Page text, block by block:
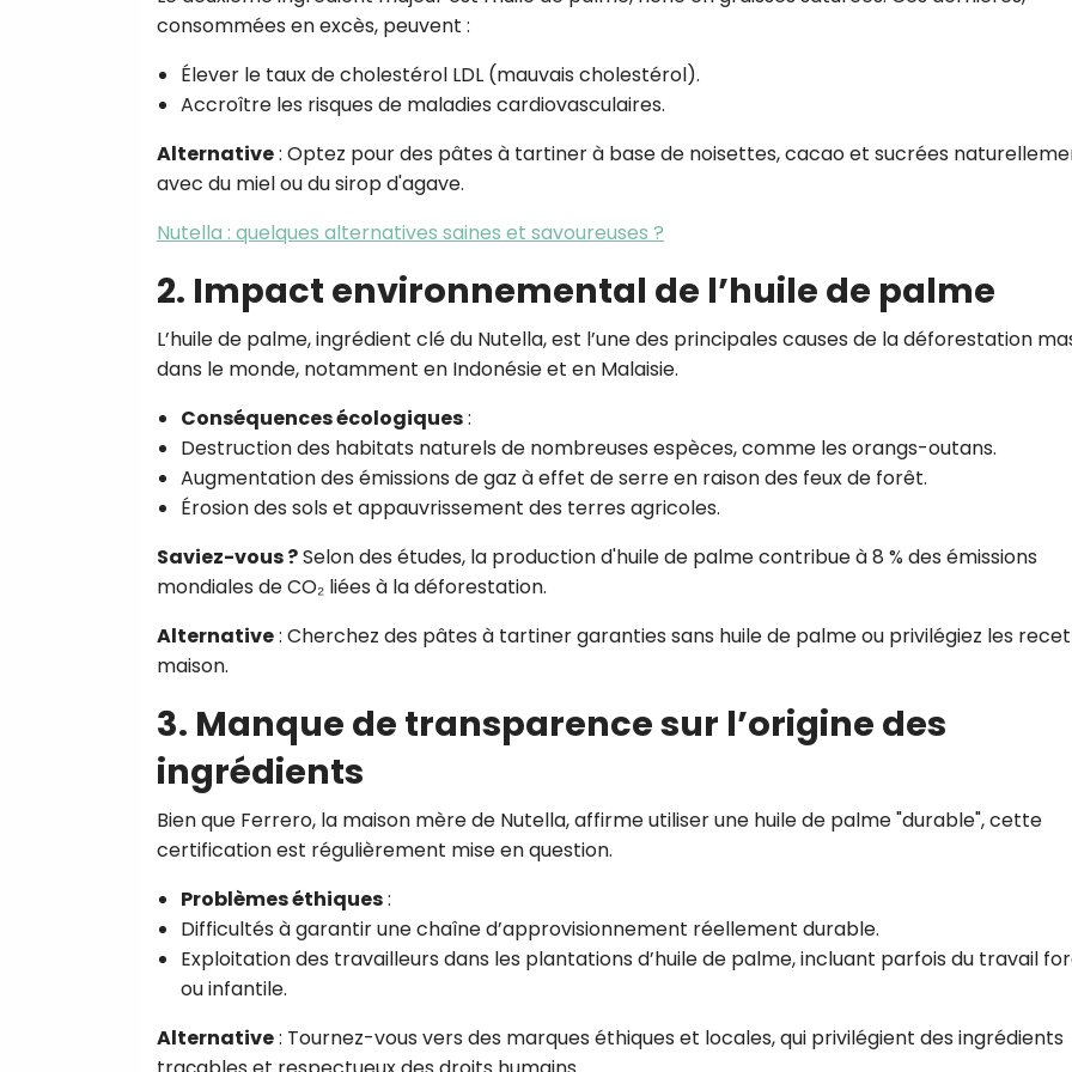
consommées en excès, peuvent :
Élever le taux de cholestérol LDL (mauvais cholestérol).
Accroître les risques de maladies cardiovasculaires.
Alternative: Optez pour des pâtes à tartiner à base de noisettes, cacao et sucrées
avec du miel ou du sirop d'agave.
Nutella : quelques alternatives saines et savoureuses ?
2. Impact environnemental de l’huile de palme
L’huile de palme, ingrédient clé du Nutella, est l’une des principales causes de la déforestation
dans le monde, notamment en Indonésie et en Malaisie.
Conséquences écologiques:
Destruction des habitats naturels de nombreuses espèces, comme les orangs-outans.
Augmentation des émissions de gaz à effet de serre en raison des feux de forêt.
Érosion des sols et appauvrissement des terres agricoles.
Saviez-vous ?Selon des études, la production d'huile de palme contribue à 8 % des émissions
mondiales de CO₂ liées à la déforestation.
Alternative: Cherchez des pâtes à tartiner garanties sans huile de palme ou privilégiez les
maison.
3. Manque de transparence sur l’origine des
ingrédients
Bien que Ferrero, la maison mère de Nutella, affirme utiliser une huile de palme "durable", cette
certification est régulièrement mise en question.
Problèmes éthiques:
Difficultés à garantir une chaîne d’approvisionnement réellement durable.
Exploitation des travailleurs dans les plantations d’huile de palme, incluant parfois du travail
ou infantile.
Alternative: Tournez-vous vers des marques éthiques et locales, qui privilégient des ingrédients